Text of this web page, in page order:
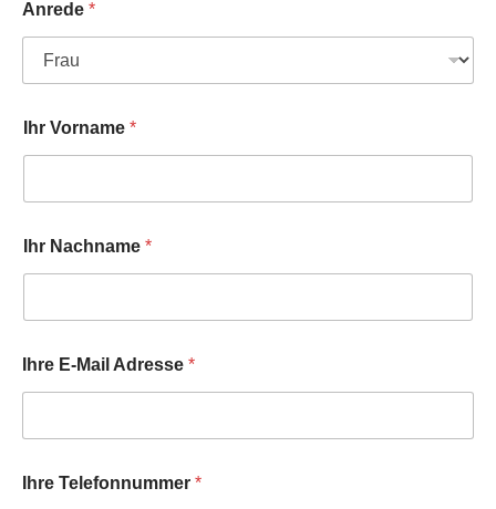
Anrede *
Ihr Vorname *
Ihr Nachname *
Ihre E-Mail Adresse *
Ihre Telefonnummer *